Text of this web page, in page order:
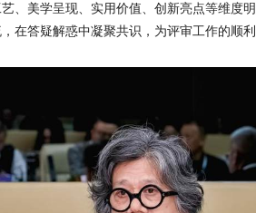
、美学呈现、实用价值、创新亮点等维度
在答疑解惑中凝聚共识，为评审工作的顺